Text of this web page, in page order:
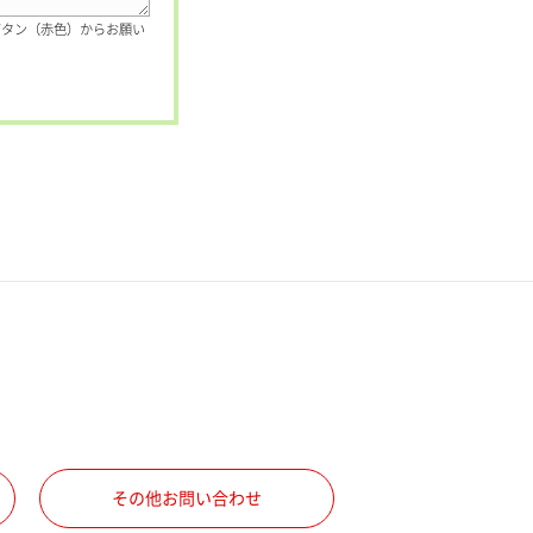
ン（赤色）からお願い
その他お問い合わせ